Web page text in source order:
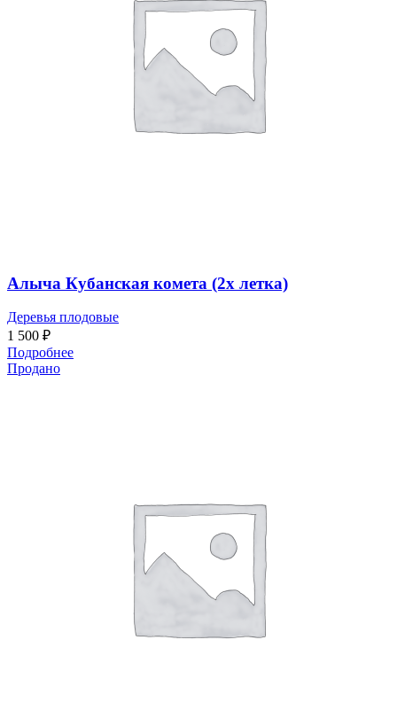
Алыча Кубанская комета (2х летка)
Деревья плодовые
1 500 ₽
Подробнее
Продано